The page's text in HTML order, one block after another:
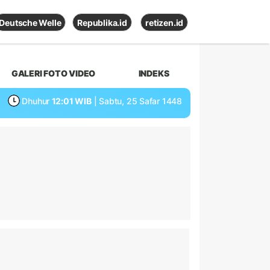
Deutsche Welle Republika.id retizen.id
GALERI FOTO VIDEO INDEKS
Dhuhur 12:01 WIB | Sabtu, 25 Safar 1448